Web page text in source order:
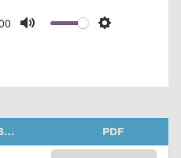
Mute Settings
PDF